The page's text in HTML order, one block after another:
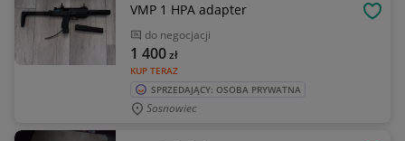
VMP 1 HPA adapter
do negocjacji
KUP TERAZ
1 400zł
SPRZEDAJĄCY: OSOBA PRYWATNA
Sosnowiec